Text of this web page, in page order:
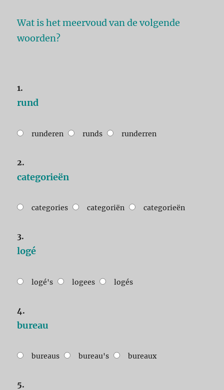
Wat is het meervoud van de volgende
woorden?
1.
rund
runderen runds runderren
2.
categorieën
categories categoriën categorieën
3.
logé
logé's logees logés
4.
bureau
bureaus bureau's bureaux
5.